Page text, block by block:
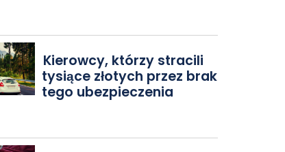
Kierowcy, którzy stracili
tysiące złotych przez brak
tego ubezpieczenia